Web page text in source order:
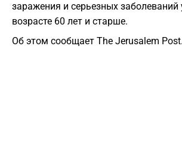
заражения и серьезных заболеваний
возрасте 60 лет и старше.
Об этом сообщает The Jerusalem Post.